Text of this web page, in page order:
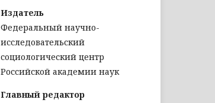
Издатель
Федеральный научно-
исследовательский
социологический центр
Российской академии наук
Главный редактор